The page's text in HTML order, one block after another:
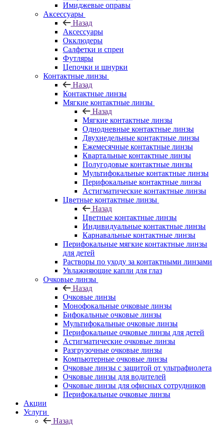
Имиджевые оправы
Аксессуары
Назад
Аксессуары
Окклюдеры
Салфетки и спреи
Футляры
Цепочки и шнурки
Контактные линзы
Назад
Контактные линзы
Мягкие контактные линзы
Назад
Мягкие контактные линзы
Однодневные контактные линзы
Двухнедельные контактные линзы
Ежемесячные контактные линзы
Квартальные контактные линзы
Полугодовые контактные линзы
Мультифокальные контактные линзы
Перифокальные контактные линзы
Астигматические контактные линзы
Цветные контактные линзы
Назад
Цветные контактные линзы
Индивидуальные контактные линзы
Карнавальные контактные линзы
Перифокальные мягкие контактные линзы
для детей
Растворы по уходу за контактными линзами
Увлажняющие капли для глаз
Очковые линзы
Назад
Очковые линзы
Монофокальные очковые линзы
Бифокальные очковые линзы
Мультифокальные очковые линзы
Перифокальные очковые линзы для детей
Астигматические очковые линзы
Разгрузочные очковые линзы
Компьютерные очковые линзы
Очковые линзы с защитой от ультрафиолета
Очковые линзы для водителей
Очковые линзы для офисных сотрудников
Перифокальные очковые линзы
Акции
Услуги
Назад